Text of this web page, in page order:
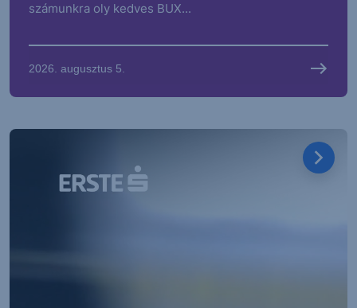
számunkra oly kedves BUX...
2026. augusztus 5.